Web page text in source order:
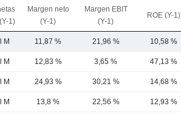
(Y-1)
Margen neto
(Y-1)
Margen EBIT
(Y-1)
ROE (Y-1)
M 11,87 % 21,96 % 10,58 %
M 12,83 % 3,65 % 47,13 %
M 24,93 % 30,21 % 14,68 %
M 13,8 % 22,56 % 12,93 %